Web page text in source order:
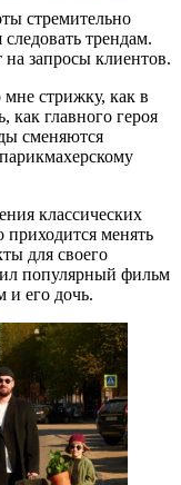
стремительно
трендам.
запросы клиентов.
стрижку, как в
как главного героя
сменяются
классических
менять
для своего
популярный фильм
и его дочь.